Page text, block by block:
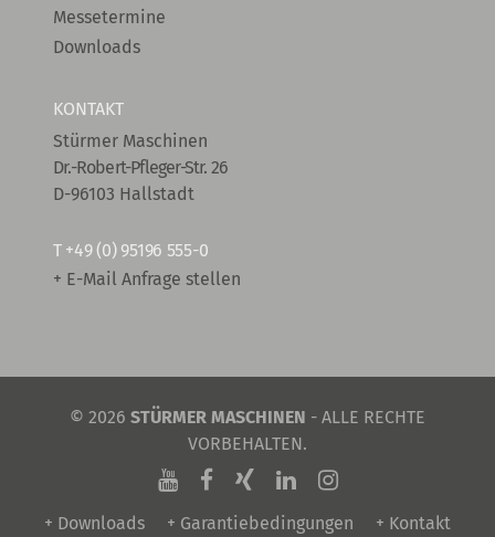
Messetermine
Downloads
KONTAKT
Stürmer Maschinen
Dr.-Robert-Pfleger-Str. 26
D-96103 Hallstadt
T +49 (0) 95196 555-0
+ E-Mail Anfrage stellen
© 2026 STÜRMER MASCHINEN - ALLE RECHTE
VORBEHALTEN.
+ Downloads + Garantiebedingungen + Kontakt